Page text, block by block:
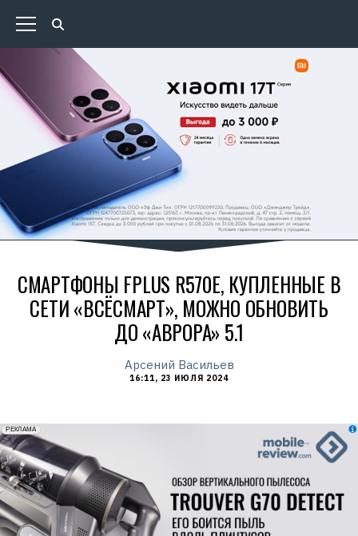
СМАРТФОНЫ FPLUS R570E, КУПЛЕННЫЕ В
СЕТИ «ВСЁСМАРТ», МОЖНО ОБНОВИТЬ
ДО «АВРОРА» 5.1
Арсений Васильев
16:11, 23 ИЮЛЯ 2024
erid: 2VfnxxmNzs5
РЕКЛАМА